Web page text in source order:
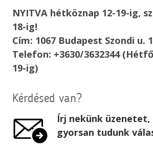
NYITVA hétköznap 12-19-ig,
18-ig!
Cím: 1067 Budapest Szondi u.
Telefon: +3630/3632344
19-ig)
Kérdésed van?
Írj nekünk üzenetet,
gyorsan tudunk